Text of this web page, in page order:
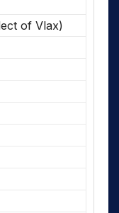
of Vlax)